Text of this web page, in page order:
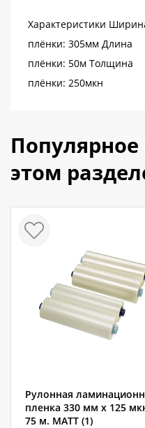
Характеристики
плёнки: 305мм Длина
плёнки: 50м Толщина
плёнки: 250мкн
Популярное
этом
Рулонная
пленка 330 мм x 125
75 м. MATT (1)